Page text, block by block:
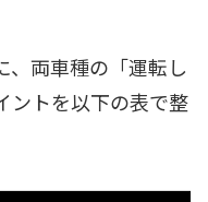
、両車種の「運転し
ントを以下の表で整